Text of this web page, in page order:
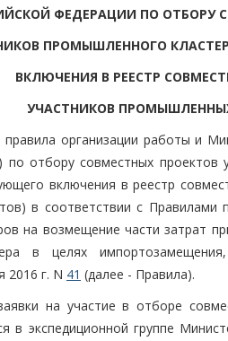
ФЕДЕРАЦИИ ПО ОТБОРУ
ПРОМЫШЛЕННОГО
ВКЛЮЧЕНИЯ В РЕЕСТР
УЧАСТНИКОВ
организации работы и
отбору совместных проектов
включения в реестр
в соответствии с Правилами
на возмещение части затрат
в целях
2016 г. N 41 (далее - Правила).
на участие в отборе
в экспедиционной группе